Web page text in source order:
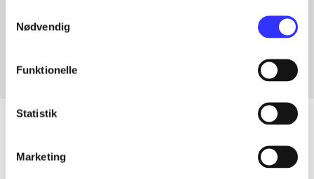
Nødvendig
Funktionelle
Statistik
Marketing
Fra
Artikler